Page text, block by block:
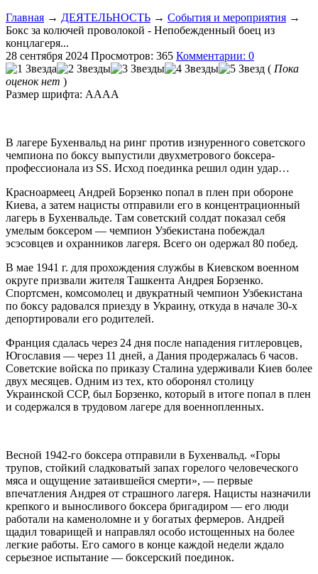
Главная → ДЕЯТЕЛЬНОСТЬ → События и мероприятия →
Бокс за колючей проволокой - Непобежденный боец из
концлагеря...
28 сентября 2024 Просмотров: 365 Комментарии: 0
( Пока
оценок нет )
Размер шрифта: AAAA
В лагере Бухенвальд на ринг против изнуренного советского
чемпиона по боксу выпустили двухметрового боксера-
профессионала из SS. Исход поединка решил один удар…
Красноармеец Андрей Борзенко попал в плен при обороне
Киева, а затем нацисты отправили его в концентрационный
лагерь в Бухенвальде. Там советский солдат показал себя
умелым боксером — чемпион Узбекистана побеждал
эсэсовцев и охранников лагеря. Всего он одержал 80 побед.
В мае 1941 г. для прохождения службы в Киевском военном
округе призвали жителя Ташкента Андрея Борзенко.
Спортсмен, комсомолец и двукратный чемпион Узбекистана
по боксу радовался приезду в Украину, откуда в начале 30-х
депортировали его родителей.
Франция сдалась через 24 дня после нападения гитлеровцев,
Югославия — через 11 дней, а Дания продержалась 6 часов.
Советские войска по приказу Сталина удерживали Киев более
двух месяцев. Одним из тех, кто оборонял столицу
Украинской ССР, был Борзенко, который в итоге попал в плен
и содержался в трудовом лагере для военнопленных.
Весной 1942-го боксера отправили в Бухенвальд. «Горы
трупов, стойкий сладковатый запах горелого человеческого
мяса и ощущение затаившейся смерти», — первые
впечатления Андрея от страшного лагеря. Нацисты назначили
крепкого и выносливого боксера бригадиром — его люди
работали на каменоломне и у богатых фермеров. Андрей
щадил товарищей и направлял особо истощенных на более
легкие работы. Его самого в конце каждой недели ждало
серьезное испытание — боксерский поединок.